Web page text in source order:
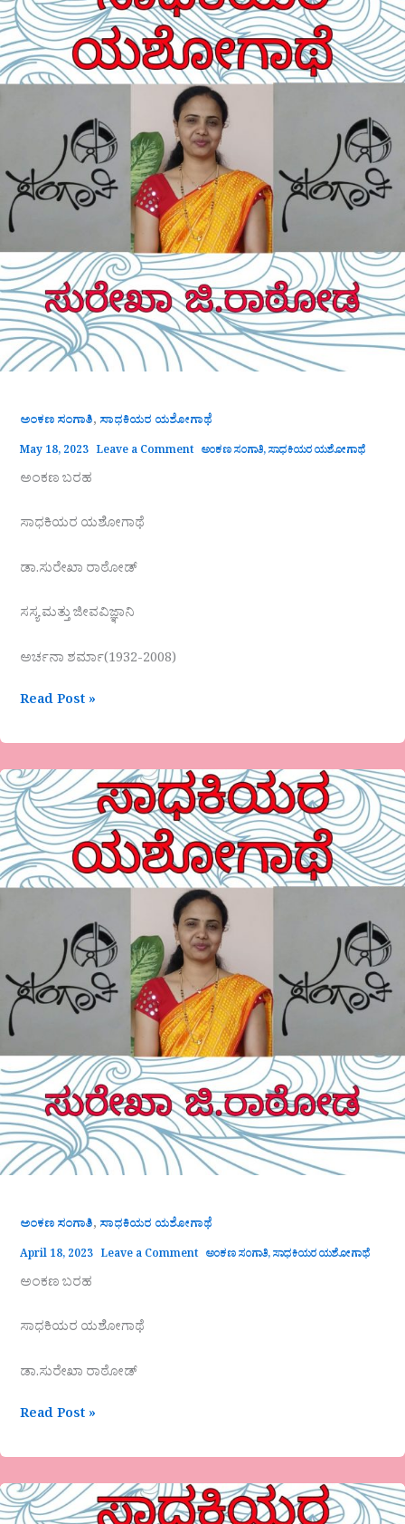
ಅಂಕಣ ಸಂಗಾತಿ, ಸಾಧಕಿಯರ ಯಶೋಗಾಥೆ
May 18, 2023 Leave a Comment ಅಂಕಣ ಸಂಗಾತಿ,ಸಾಧಕಿಯರ ಯಶೋಗಾಥೆ
ಅಂಕಣ ಬರಹ
ಸಾಧಕಿಯರ ಯಶೋಗಾಥೆ
ಡಾ.ಸುರೇಖಾ ರಾಠೋಡ್
ಸಸ್ಯ ಮತ್ತು ಜೀವವಿಜ್ಞಾನಿ
ಅರ್ಚನಾ ಶರ್ಮಾ(1932-2008)
Read Post »
ಅಂಕಣ ಸಂಗಾತಿ, ಸಾಧಕಿಯರ ಯಶೋಗಾಥೆ
April 18, 2023 Leave a Comment ಅಂಕಣ ಸಂಗಾತಿ,ಸಾಧಕಿಯರ ಯಶೋಗಾಥೆ
ಅಂಕಣ ಬರಹ
ಸಾಧಕಿಯರ ಯಶೋಗಾಥೆ
ಡಾ.ಸುರೇಖಾ ರಾಠೋಡ್
Read Post »